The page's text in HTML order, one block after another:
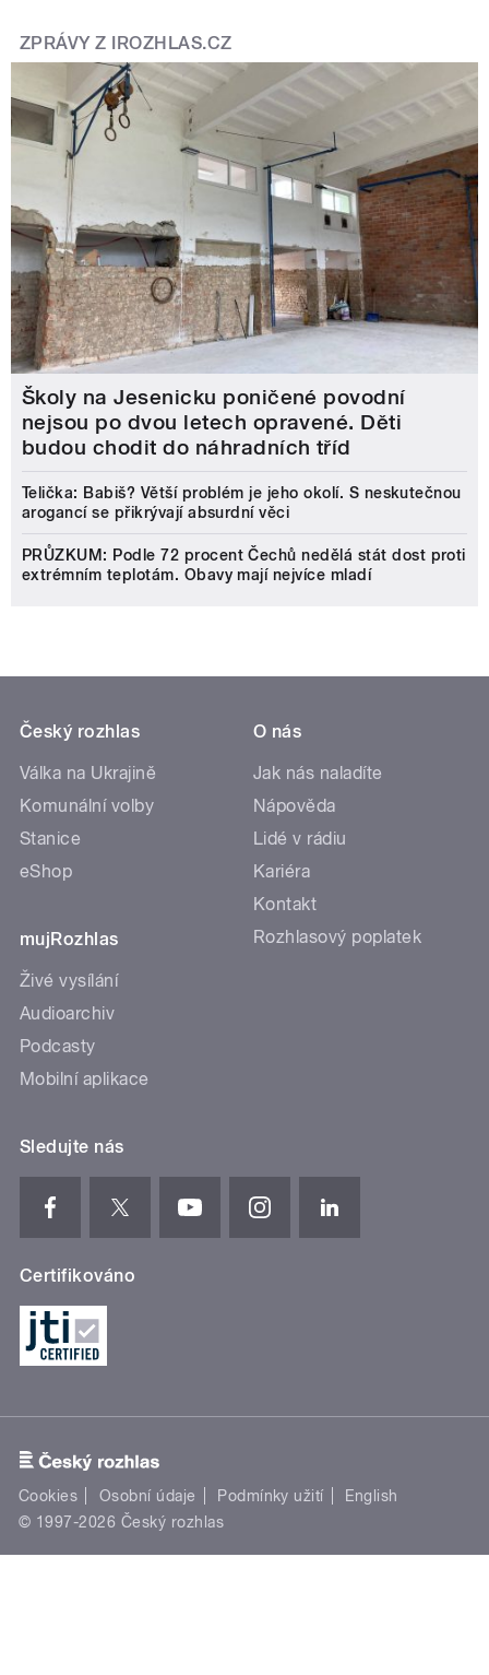
ZPRÁVY Z IROZHLAS.CZ
Školy na Jesenicku poničené povodní
nejsou po dvou letech opravené. Děti
budou chodit do náhradních tříd
Telička: Babiš? Větší problém je jeho okolí. S neskutečnou
arogancí se přikrývají absurdní věci
PRŮZKUM: Podle 72 procent Čechů nedělá stát dost proti
extrémním teplotám. Obavy mají nejvíce mladí
Český rozhlas
Válka na Ukrajině
Komunální volby
Stanice
eShop
mujRozhlas
Živé vysílání
Audioarchiv
Podcasty
Mobilní aplikace
O nás
Jak nás naladíte
Nápověda
Lidé v rádiu
Kariéra
Kontakt
Rozhlasový poplatek
Sledujte nás
Certifikováno
Cookies Osobní údaje Podmínky užití
English
© 1997-2026 Český rozhlas